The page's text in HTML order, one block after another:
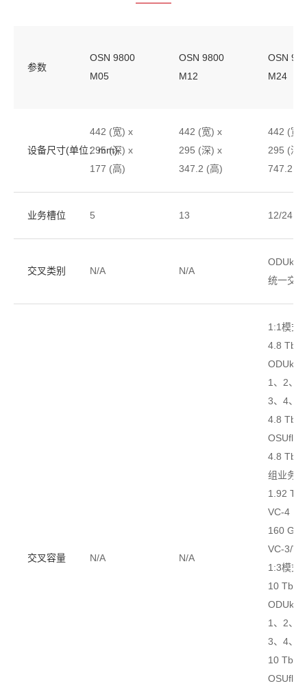
参数
OSN 9800
M05
OSN 9800
M12
OSN
M24
设备尺寸(单位：mm)
442 (宽) x
295 (深) x
177 (高)
442 (宽) x
295 (深) x
347.2 (高)
442 (宽)
295 (深)
747.2 (
业务槽位 5 13 12/24
交叉类别 N/A N/A
ODUk/
统一交
交叉容量 N/A N/A
1:1模式
4.8 Tbit/
1、2、
3、4、
4.8 Tbit/
OSUflex
4.8 Tbit/
组业务
1.92
VC-4
160
VC-3/
1:3模式
10 Tbit/s
1、2、
3、4、
10 Tbit/s
OSUflex